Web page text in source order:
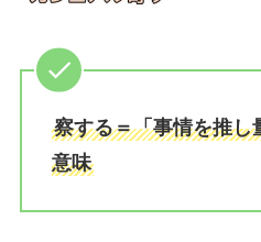
察する＝「事情を推し
意味